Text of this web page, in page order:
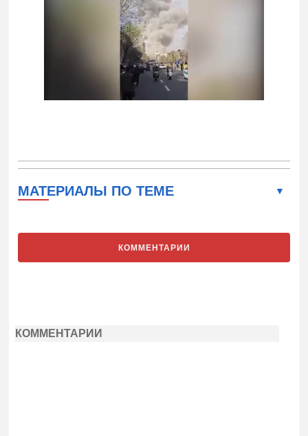
МАТЕРИАЛЫ ПО ТЕМЕ
КОММЕНТАРИИ
КОММЕНТАРИИ